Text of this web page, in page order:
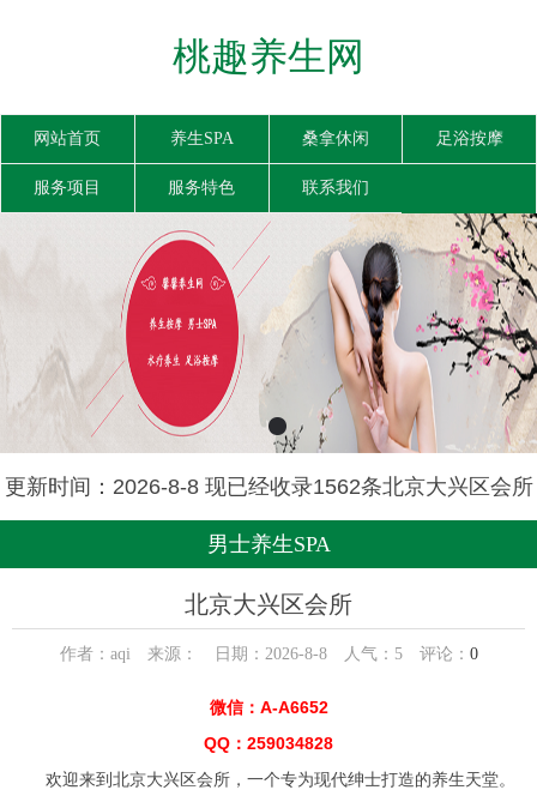
桃趣养生网
网站首页 养生SPA 桑拿休闲 足浴按摩
服务项目 服务特色 联系我们
更新时间：2026-8-8 现已经收录1562条北京大兴区会所
信息
男士养生SPA
北京大兴区会所
作者：aqi 来源： 日期：2026-8-8 人气： 5评论： 0
微信：A-A6652
QQ：259034828
欢迎来到北京大兴区会所，一个专为现代绅士打造的养生天堂。